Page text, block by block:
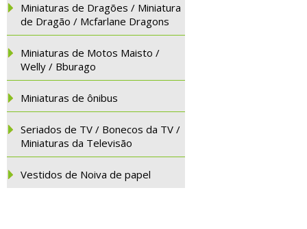
Miniaturas de Dragões / Miniatura
de Dragão / Mcfarlane Dragons
Miniaturas de Motos Maisto /
Welly / Bburago
Miniaturas de ônibus
Seriados de TV / Bonecos da TV /
Miniaturas da Televisão
Vestidos de Noiva de papel